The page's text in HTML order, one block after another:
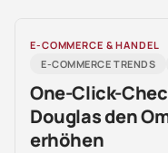
E-COMMERCE & HANDEL
E-COMMERCE TRENDS
One-Click-
Douglas den
erhöhen